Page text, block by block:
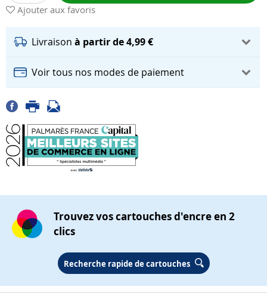
Ajouter aux favoris
Livraison à partir de 4,99 €
Voir tous nos modes de paiement
Trouvez vos cartouches d'encre en 2
clics
Recherche rapide de cartouches